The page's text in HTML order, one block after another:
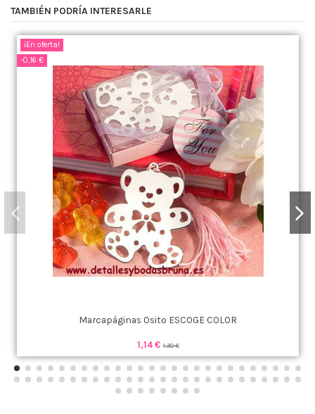
TAMBIÉN PODRÍA INTERESARLE
¡En oferta!
-0,16 €
Marcapáginas Osito ESCOGE COLOR
1,14 €1,30 €